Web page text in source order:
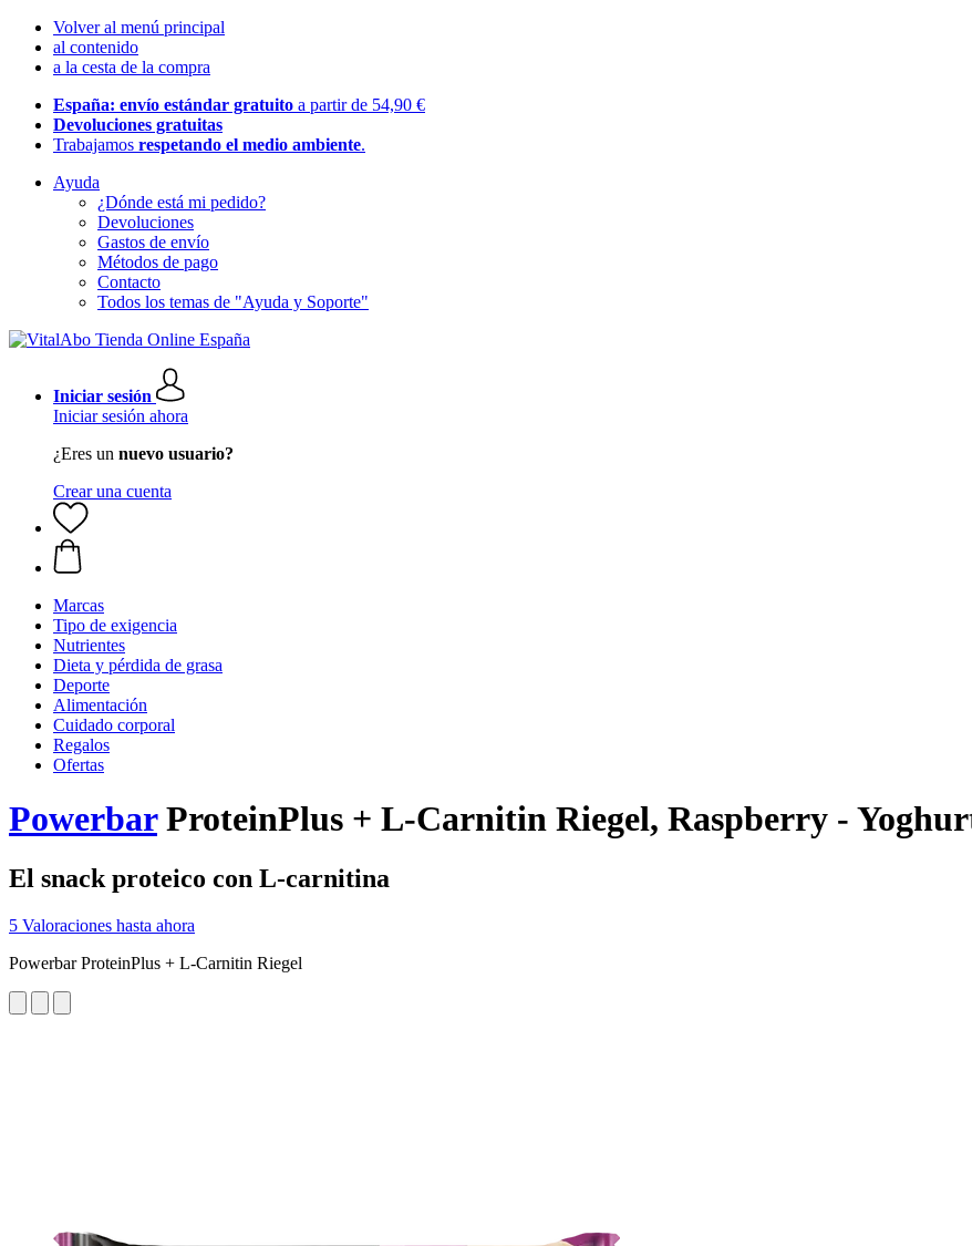
Volver al menú principal
al contenido
a la cesta de la compra
España: envío estándar gratuito a partir de 54,90 €
Devoluciones gratuitas
Trabajamos respetando el medio ambiente.
Ayuda
¿Dónde está mi pedido?
Devoluciones
Gastos de envío
Métodos de pago
Contacto
Todos los temas de "Ayuda y Soporte"
Iniciar sesión
Iniciar sesión ahora
¿Eres un nuevo usuario?
Crear una cuenta
Marcas
Tipo de exigencia
Nutrientes
Dieta y pérdida de grasa
Deporte
Alimentación
Cuidado corporal
Regalos
Ofertas
PowerbarProteinPlus + L-Carnitin Riegel, Raspberry -
El snack proteico con L-carnitina
5 Valoraciones hasta ahora
Powerbar ProteinPlus + L-Carnitin Riegel